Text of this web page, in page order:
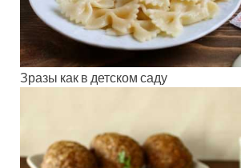
Зразы как в детском саду